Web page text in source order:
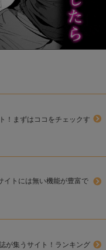
！まずはココをチェックす
イトには無い機能が豊富で
が集うサイト！ランキング